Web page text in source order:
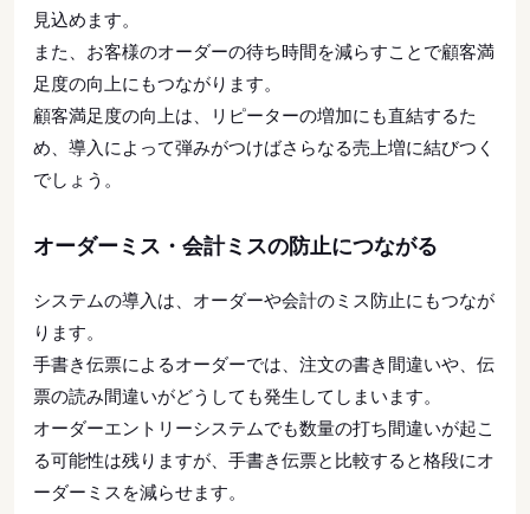
見込めます。
また、お客様のオーダーの待ち時間を減らすことで顧客満
足度の向上にもつながります。
顧客満足度の向上は、リピーターの増加にも直結するた
め、導入によって弾みがつけばさらなる売上増に結びつく
でしょう。
オーダーミス・会計ミスの防止につながる
システムの導入は、オーダーや会計のミス防止にもつなが
ります。
手書き伝票によるオーダーでは、注文の書き間違いや、伝
票の読み間違いがどうしても発生してしまいます。
オーダーエントリーシステムでも数量の打ち間違いが起こ
る可能性は残りますが、手書き伝票と比較すると格段にオ
ーダーミスを減らせます。